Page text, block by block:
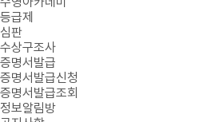
등급제
심판
수상구조사
증명서발급
증명서발급신청
증명서발급조회
정보알림방